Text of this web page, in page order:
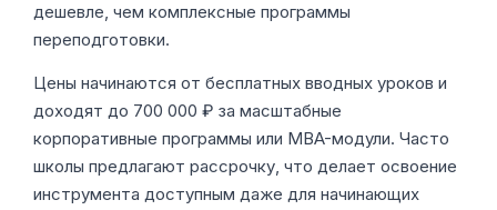
дешевле, чем комплексные программы
переподготовки.
Цены начинаются от бесплатных вводных уроков и
доходят до 700 000 ₽ за масштабные
корпоративные программы или MBA-модули. Часто
школы предлагают рассрочку, что делает освоение
инструмента доступным даже для начинающих